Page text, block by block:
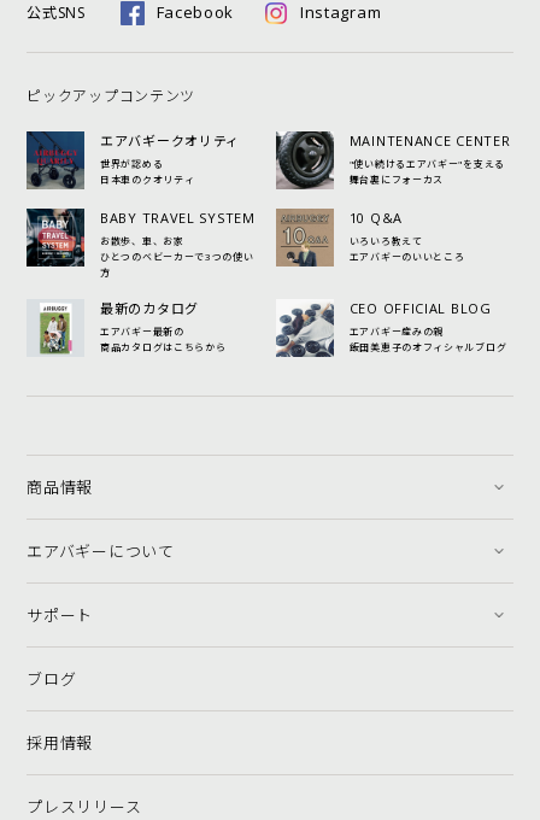
公式SNS Facebook Instagram
ピックアップコンテンツ
エアバギークオリティ
世界が認める
日本車のクオリティ
MAINTENANCE CENTER
"使い続けるエアバギー"を支える
舞台裏にフォーカス
BABY TRAVEL SYSTEM
お散歩、車、お家
ひとつのベビーカーで3つの使い
方
10 Q&A
いろいろ教えて
エアバギーのいいところ
最新のカタログ
エアバギー最新の
商品カタログはこちらから
CEO OFFICIAL BLOG
エアバギー産みの親
飯田美恵子のオフィシャルブログ
商品情報
エアバギーについて
サポート
ブログ
採用情報
プレスリリース